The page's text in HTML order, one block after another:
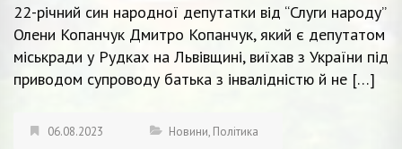
22-річний син народної депутатки від “Слуги народу”
Олени Копанчук Дмитро Копанчук, який є депутатом
міськради у Рудках на Львівщині, виїхав з України під
приводом супроводу батька з інвалідністю й не […]
06.08.2023 Новини, Політика